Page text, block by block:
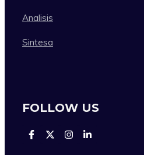
Analisis
Sintesa
FOLLOW US